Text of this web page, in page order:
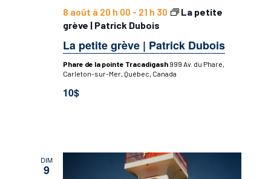
La petite grève | Patrick Dubois
8 août à 20 h 00 - 21 h 30
La petite
grève | Patrick Dubois
Phare de la pointe Tracadigash 999 Av. du Phare,
Carleton-sur-Mer, Québec, Canada
10$
DIM
9